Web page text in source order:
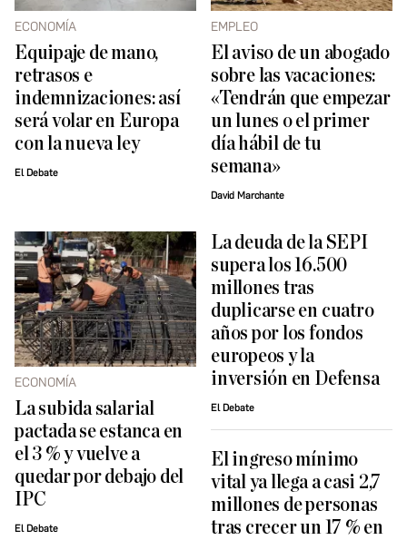
ECONOMÍA
Equipaje de mano,
retrasos e
indemnizaciones: así
será volar en Europa
con la nueva ley
El Debate
EMPLEO
El aviso de un abogado
sobre las vacaciones:
«Tendrán que empezar
un lunes o el primer
día hábil de tu
semana»
David Marchante
ECONOMÍA
La subida salarial
pactada se estanca en
el 3 % y vuelve a
quedar por debajo del
IPC
El Debate
La deuda de la SEPI
supera los 16.500
millones tras
duplicarse en cuatro
años por los fondos
europeos y la
inversión en Defensa
El Debate
El ingreso mínimo
vital ya llega a casi 2,7
millones de personas
tras crecer un 17 % en